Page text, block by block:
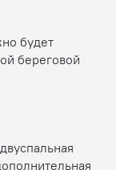
будет
береговой